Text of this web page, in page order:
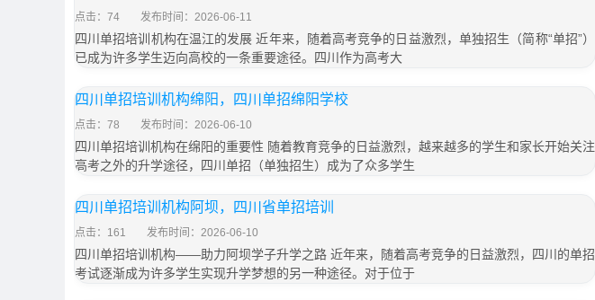
点击：74 发布时间：2026-06-11
四川单招培训机构在温江的发展 近年来，随着高考竞争的日益激烈，单独招生（简称“单招”）
已成为许多学生迈向高校的一条重要途径。四川作为高考大
四川单招培训机构绵阳，四川单招绵阳学校
点击：78 发布时间：2026-06-10
四川单招培训机构在绵阳的重要性 随着教育竞争的日益激烈，越来越多的学生和家长开始关注
高考之外的升学途径，四川单招（单独招生）成为了众多学生
四川单招培训机构阿坝，四川省单招培训
点击：161 发布时间：2026-06-10
四川单招培训机构——助力阿坝学子升学之路 近年来，随着高考竞争的日益激烈，四川的单招
考试逐渐成为许多学生实现升学梦想的另一种途径。对于位于